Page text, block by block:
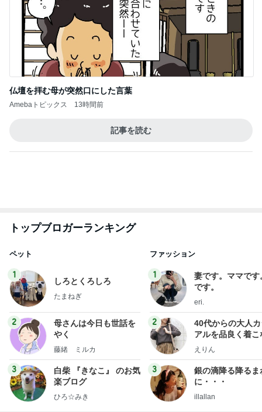
仏壇を拝む母が突然口にした言葉
Amebaトピックス 13時間前
記事を読む
トップブロガーランキング
ペット
1
しろとくろしろ
たまねぎ
2
母さんは今日も世話を
やく
藤緒 ミルカ
3
白柴 『きなこ』 のお気
楽ブログ
ひろ☆みき
ファッション
1
妻です。ママです
です。
eri.
2
40代からの大人
アルを品良く着こ
ファッションブロ
えりん
3
銀の滴降る降るま
に・・・
illallan